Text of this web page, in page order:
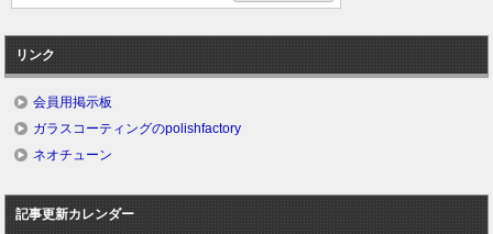
リンク
会員用掲示板
ガラスコーティングのpolishfactory
ネオチューン
記事更新カレンダー